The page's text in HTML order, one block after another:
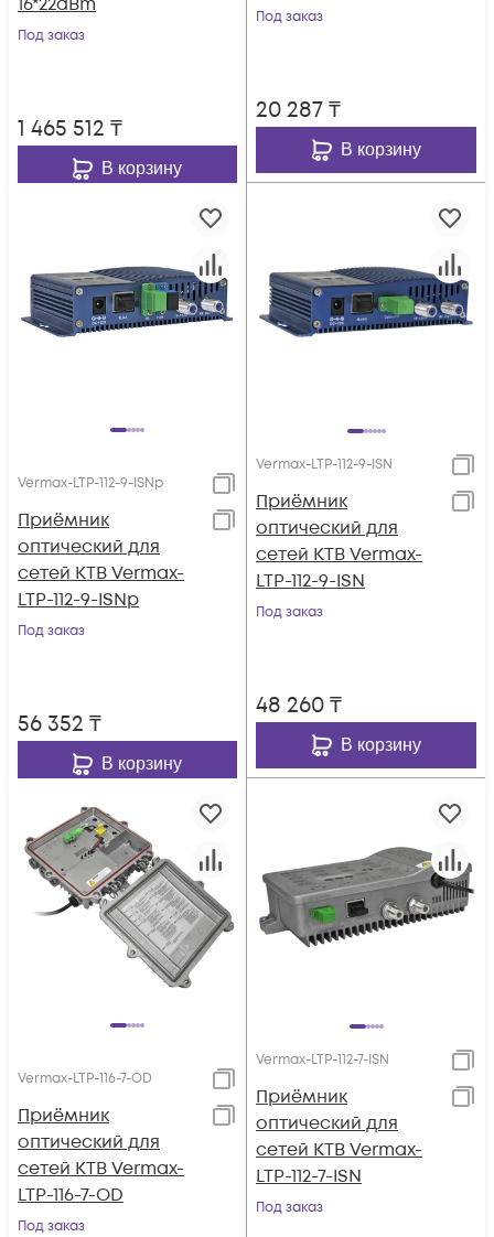
Под заказ
1 465 512 ₸
В корзину
Под заказ
20 287₸
В корзину
Vermax-LTP-112-9-ISNp
Приёмник
оптический для
сетей КТВ Vermax-
LTP-112-9-ISNp
Под заказ
56 352 ₸
В корзину
Vermax-LTP-112-9-ISN
Приёмник
оптический для
сетей КТВ Vermax-
LTP-112-9-ISN
Под заказ
48 260₸
В корзину
Vermax-LTP-116-7-OD
Приёмник
оптический для
сетей КТВ Vermax-
LTP-116-7-OD
Под заказ
Vermax-LTP-112-7-ISN
Приёмник
оптический для
сетей КТВ Vermax-
LTP-112-7-ISN
Под заказ